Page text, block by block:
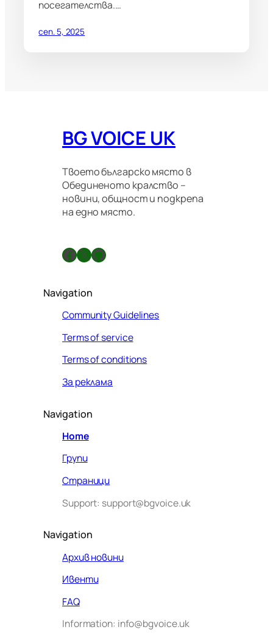
посегателства.…
сеп. 5, 2025
BG VOICE UK
Твоето българско място в
Обединеното кралство –
новини, общност и подкрепа
на едно място.
Facebook X GitHub
Navigation
Community Guidelines
Terms of service
Terms of conditions
За реклама
Navigation
Home
Групи
Страници
Support: support@bgvoice.uk
Navigation
Архив новини
Ивенти
FAQ
Information: info@bgvoice.uk
VOICE UK. С какво мога да